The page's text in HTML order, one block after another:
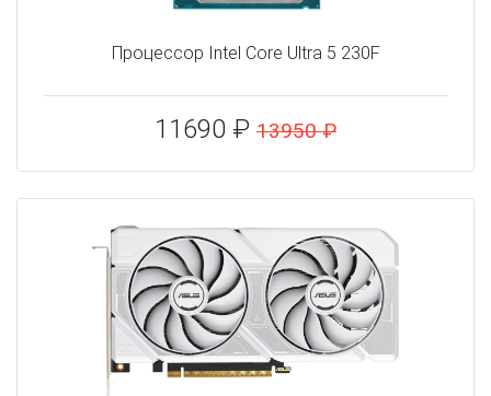
Процессор Intel Core Ultra 5 230F
11690 ₽ 13950 ₽